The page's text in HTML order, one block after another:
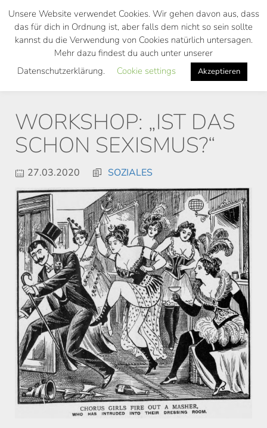
Skip
main
WORKSHOP: „IST DAS
SCHON SEXISMUS?“
27.03.2020 SOZIALES
Unsere Website verwendet Cookies. Wir gehen davon aus, dass
das für dich in Ordnung ist, aber falls dem nicht so sein sollte
kannst du die Verwendung von Cookies natürlich untersagen.
Mehr dazu findest du auch unter unserer
Datenschutzerklärung.
Cookie settings Akzeptieren